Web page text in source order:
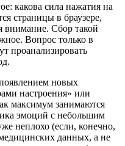
какова сила нажатия на
страницы в браузере,
внимание. Сбор такой
Вопрос только в
проанализировать
новых
настроения» или
максимум занимаются
эмоций с небольшим
неплохо (если, конечно,
данных, а не